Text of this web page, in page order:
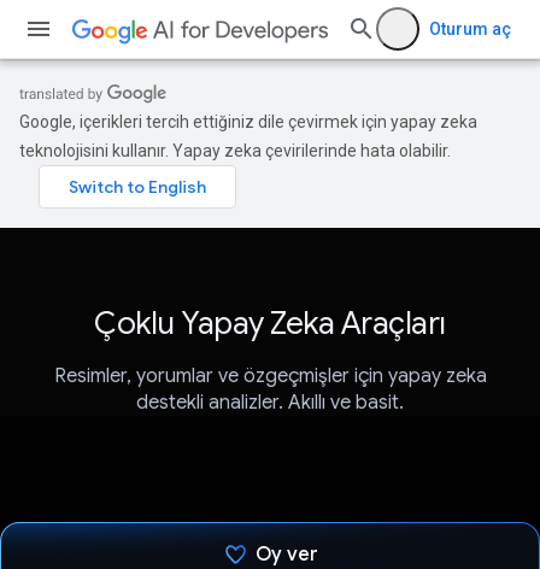
Oturum aç
Google, içerikleri tercih ettiğiniz dile çevirmek için yapay zeka
teknolojisini kullanır. Yapay zeka çevirilerinde hata olabilir.
Çoklu Yapay Zeka Araçları
Resimler, yorumlar ve özgeçmişler için yapay zeka
destekli analizler. Akıllı ve basit.
Oy ver